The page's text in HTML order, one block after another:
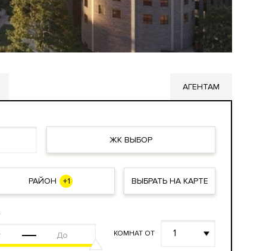
АГЕНТАМ
ЖК ВЫБОР
РАЙОН +1 ВЫБРАТЬ НА КАРТЕ
КОМНАТ ОТ 1